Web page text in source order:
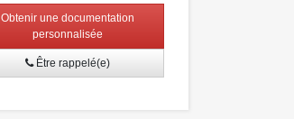
Obtenir une documentation
personnalisée
Être rappelé(e)